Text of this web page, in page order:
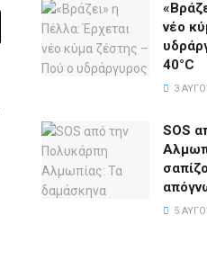
νέο
40°C
3
SOS
5